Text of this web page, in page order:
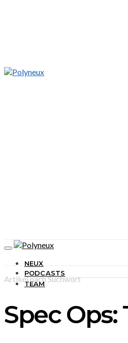
NEUX
PODCASTS
TEAM
Artikel nach Suchwort
Spec Ops: